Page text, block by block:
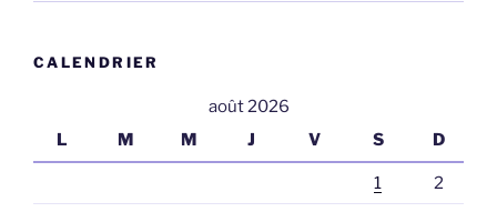
CALENDRIER
août 2026
L
M M J V S D
1 2